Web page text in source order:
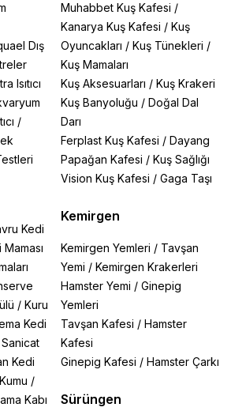
Dış
Isıtıcı
/
Kedi
/ Kuru
Kedi
Sanicat
Kedi
/
Kabı
Muhabbet Kuş Kafesi /
Kanarya Kuş Kafesi / Kuş
Oyuncakları / Kuş Tünekleri /
Kuş Mamaları
Kuş Aksesuarları / Kuş Krakeri
Kuş Banyoluğu / Doğal Dal
Darı
Ferplast Kuş Kafesi / Dayang
Papağan Kafesi / Kuş Sağlığı
Vision Kuş Kafesi / Gaga Taşı
Kemirgen
Kemirgen Yemleri / Tavşan
Yemi / Kemirgen Krakerleri
Hamster Yemi / Ginepig
Yemleri
Tavşan Kafesi / Hamster
Kafesi
Ginepig Kafesi / Hamster Çarkı
Sürüngen